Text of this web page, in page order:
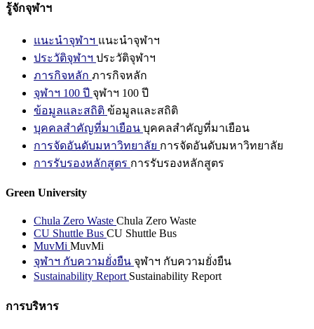
รู้จักจุฬาฯ
แนะนำจุฬาฯ แนะนำจุฬาฯ
ประวัติจุฬาฯ ประวัติจุฬาฯ
ภารกิจหลัก ภารกิจหลัก
จุฬาฯ 100 ปี จุฬาฯ 100 ปี
ข้อมูลและสถิติ ข้อมูลและสถิติ
บุคคลสำคัญที่มาเยือน บุคคลสำคัญที่มาเยือน
การจัดอันดับมหาวิทยาลัย การจัดอันดับมหาวิทยาลัย
การรับรองหลักสูตร การรับรองหลักสูตร
Green University
Chula Zero Waste Chula Zero Waste
CU Shuttle Bus CU Shuttle Bus
MuvMi MuvMi
จุฬาฯ กับความยั่งยืน จุฬาฯ กับความยั่งยืน
Sustainability Report Sustainability Report
การบริหาร